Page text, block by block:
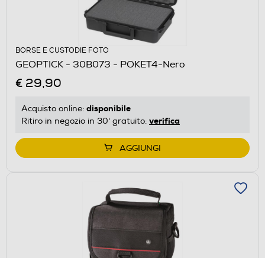
BORSE E CUSTODIE FOTO
GEOPTICK - 30B073 - POKET4-Nero
€ 29,90
Acquisto online: disponibile
Ritiro in negozio in 30' gratuito: verifica
AGGIUNGI